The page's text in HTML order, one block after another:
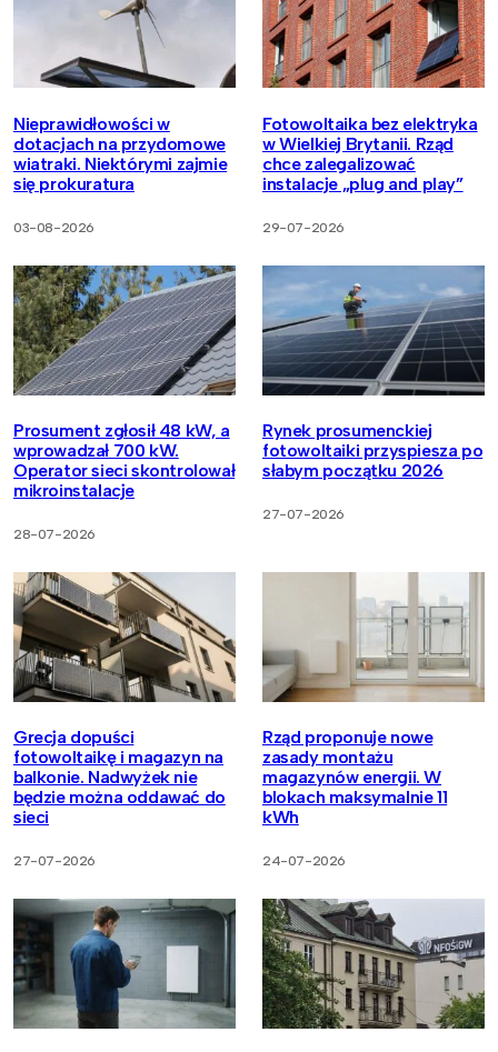
Nieprawidłowości w
dotacjach na przydomowe
wiatraki. Niektórymi zajmie
się prokuratura
03-08-2026
Fotowoltaika bez elektryka
w Wielkiej Brytanii. Rząd
chce zalegalizować
instalacje „plug and play”
29-07-2026
Prosument zgłosił 48 kW, a
wprowadzał 700 kW.
Operator sieci skontrolował
mikroinstalacje
28-07-2026
Rynek prosumenckiej
fotowoltaiki przyspiesza po
słabym początku 2026
27-07-2026
Grecja dopuści
fotowoltaikę i magazyn na
balkonie. Nadwyżek nie
będzie można oddawać do
sieci
27-07-2026
Rząd proponuje nowe
zasady montażu
magazynów energii. W
blokach maksymalnie 11
kWh
24-07-2026